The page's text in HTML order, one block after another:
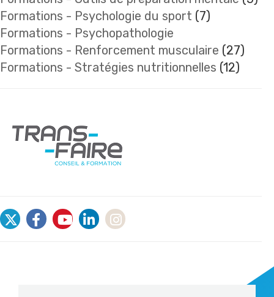
Formations - Psychologie du sport (7)
Formations - Psychopathologie
Formations - Renforcement musculaire (27)
Formations - Stratégies nutritionnelles (12)